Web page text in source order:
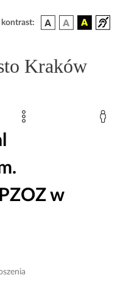
kontrast:
Kraków
w